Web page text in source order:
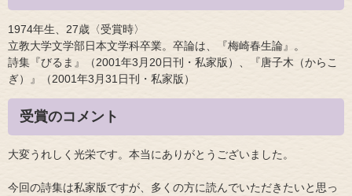
1974年生、27歳〈受賞時〉
立教大学文学部日本文学科卒業。卒論は、『梅崎春生論』。
詩集『びるま』（2001年3月20日刊・私家版）、『唐子木（からこ
ぎ）』（2001年3月31日刊・私家版）
受賞のコメント
大変うれしく光栄です。本当にありがとうございました。
今回の詩集は私家版ですが、多くの方に読んでいただきたいと思っ